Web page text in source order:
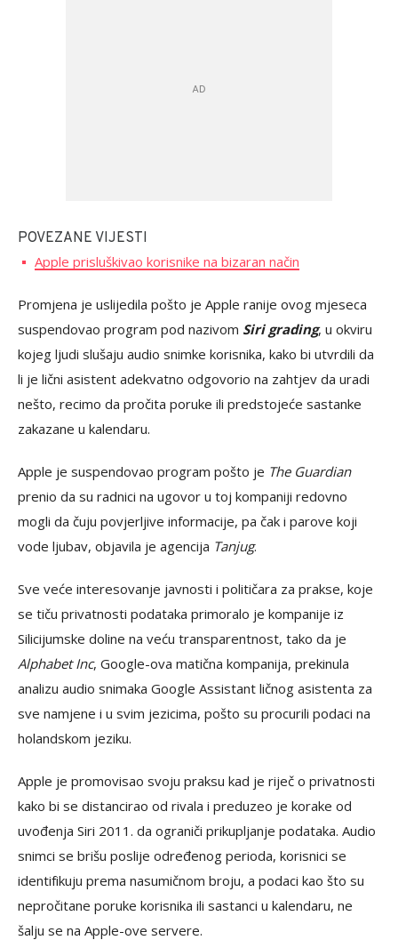
POVEZANE VIJESTI
Apple prisluškivao korisnike na bizaran način
Promjena je uslijedila pošto je Apple ranije ovog mjeseca
suspendovao program pod nazivom Siri grading, u okviru
kojeg ljudi slušaju audio snimke korisnika, kako bi utvrdili da
li je lični asistent adekvatno odgovorio na zahtjev da uradi
nešto, recimo da pročita poruke ili predstojeće sastanke
zakazane u kalendaru.
Apple je suspendovao program pošto je The Guardian
prenio da su radnici na ugovor u toj kompaniji redovno
mogli da čuju povjerljive informacije, pa čak i parove koji
vode ljubav, objavila je agencija Tanjug.
Sve veće interesovanje javnosti i političara za prakse, koje
se tiču privatnosti podataka primoralo je kompanije iz
Silicijumske doline na veću transparentnost, tako da je
Alphabet Inc, Google-ova matična kompanija, prekinula
analizu audio snimaka Google Assistant ličnog asistenta za
sve namjene i u svim jezicima, pošto su procurili podaci na
holandskom jeziku.
Apple je promovisao svoju praksu kad je riječ o privatnosti
kako bi se distancirao od rivala i preduzeo je korake od
uvođenja Siri 2011. da ograniči prikupljanje podataka. Audio
snimci se brišu poslije određenog perioda, korisnici se
identifikuju prema nasumičnom broju, a podaci kao što su
nepročitane poruke korisnika ili sastanci u kalendaru, ne
šalju se na Apple-ove servere.